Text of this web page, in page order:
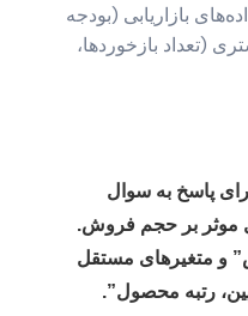
بازاریابی (بودجه
(تعداد بازخوردها،
پاسخ به سوال
موثر بر حجم فروش.
و متغیرهای مستقل
رتبه محصول”.